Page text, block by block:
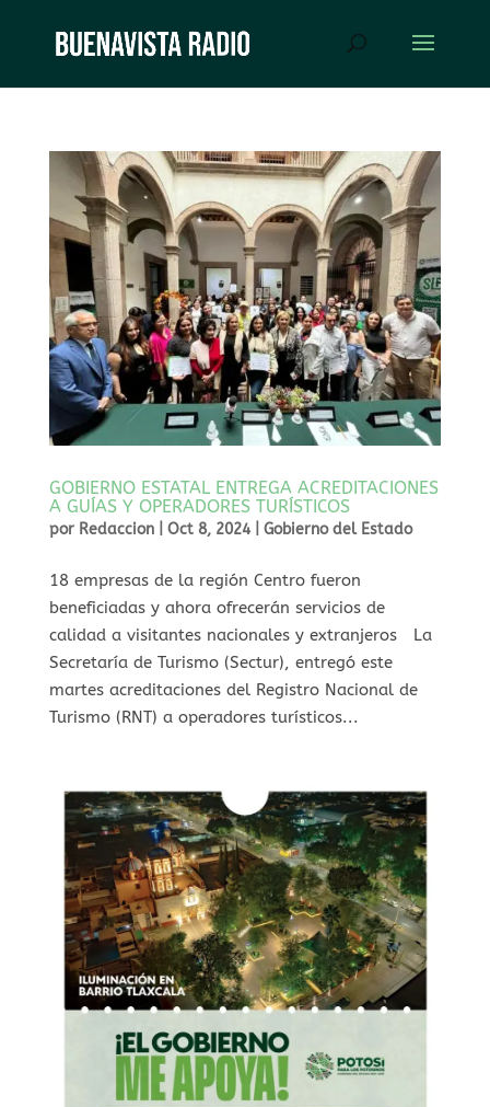
GOBIERNO ESTATAL ENTREGA ACREDITACIONES
A GUÍAS Y OPERADORES TURÍSTICOS
por Redaccion| Oct 8, 2024| Gobierno del Estado
18 empresas de la región Centro fueron
beneficiadas y ahora ofrecerán servicios de
calidad a visitantes nacionales y extranjeros La
Secretaría de Turismo (Sectur), entregó este
martes acreditaciones del Registro Nacional de
Turismo (RNT) a operadores turísticos...